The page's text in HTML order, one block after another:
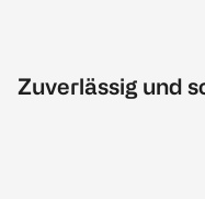
Zuverlässig und